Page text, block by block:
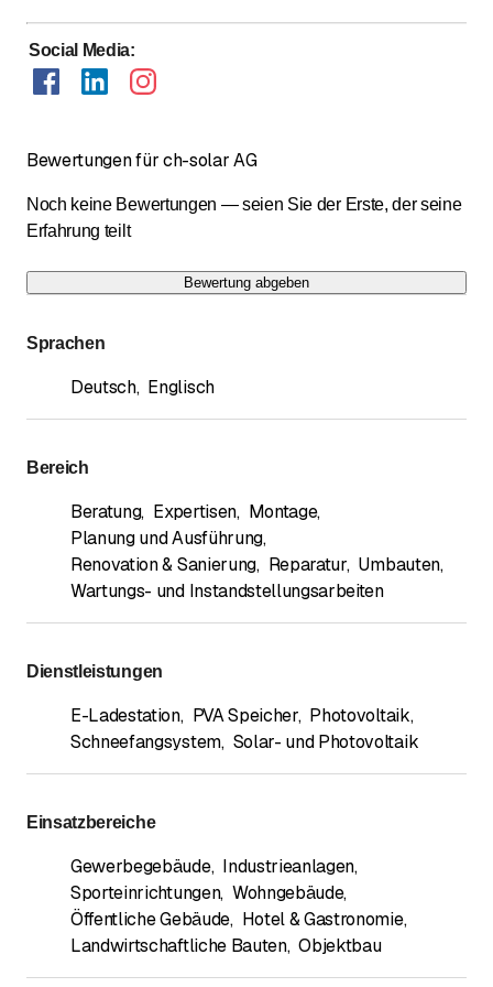
Social Media:
Bewertungen für ch-solar AG
Noch keine Bewertungen — seien Sie der Erste, der seine
Erfahrung teilt
Bewertung abgeben
Sprachen
Deutsch, Englisch
Bereich
Beratung, Expertisen, Montage,
Planung und Ausführung,
Renovation & Sanierung, Reparatur, Umbauten,
Wartungs- und Instandstellungsarbeiten
Dienstleistungen
E-Ladestation, PVA Speicher, Photovoltaik,
Schneefangsystem, Solar- und Photovoltaik
Einsatzbereiche
Gewerbegebäude, Industrieanlagen,
Sporteinrichtungen, Wohngebäude,
Öffentliche Gebäude, Hotel & Gastronomie,
Landwirtschaftliche Bauten, Objektbau